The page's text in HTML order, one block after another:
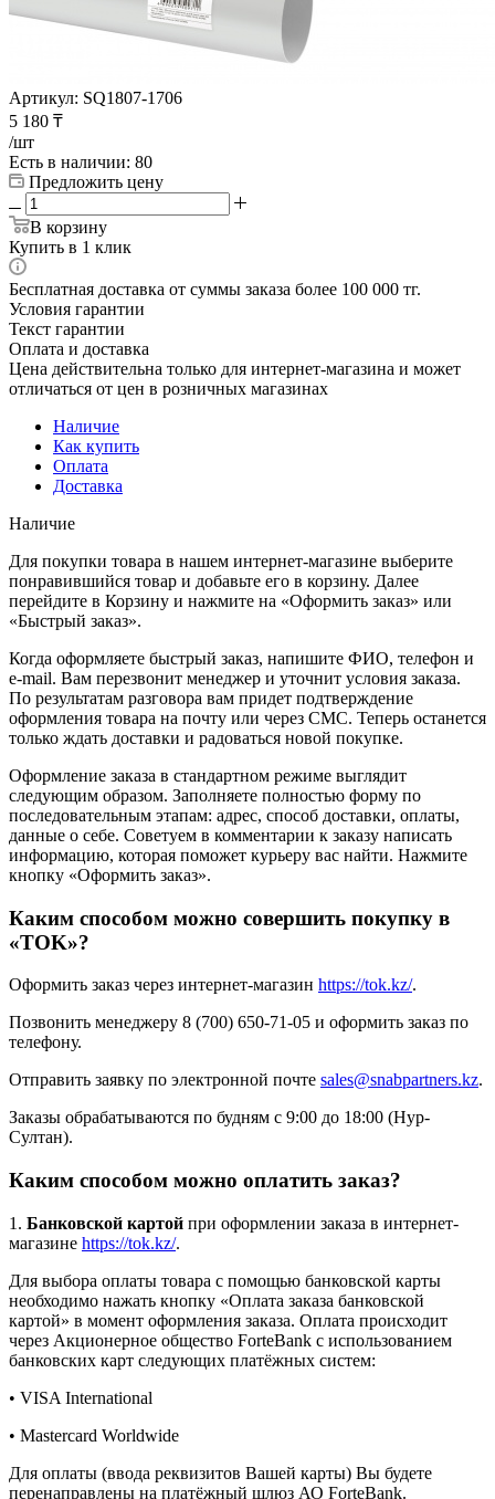
Артикул: SQ1807-1706
5 180 ₸
/шт
Есть в наличии: 80
Предложить цену
В корзину
Купить в 1 клик
Бесплатная доставка от суммы заказа более 100 000 тг.
Условия гарантии
Текст гарантии
Оплата и доставка
Цена действительна только для интернет-магазина и может
отличаться от цен в розничных магазинах
Наличие
Как купить
Оплата
Доставка
Наличие
Для покупки товара в нашем интернет-магазине выберите
понравившийся товар и добавьте его в корзину. Далее
перейдите в Корзину и нажмите на «Оформить заказ» или
«Быстрый заказ».
Когда оформляете быстрый заказ, напишите ФИО, телефон и
e-mail. Вам перезвонит менеджер и уточнит условия заказа.
По результатам разговора вам придет подтверждение
оформления товара на почту или через СМС. Теперь останется
только ждать доставки и радоваться новой покупке.
Оформление заказа в стандартном режиме выглядит
следующим образом. Заполняете полностью форму по
последовательным этапам: адрес, способ доставки, оплаты,
данные о себе. Советуем в комментарии к заказу написать
информацию, которая поможет курьеру вас найти. Нажмите
кнопку «Оформить заказ».
Каким способом можно совершить покупку в
«TOK»?
Оформить заказ через интернет-магазин https://tok.kz/.
Позвонить менеджеру 8 (700) 650-71-05 и оформить заказ по
телефону.
Отправить заявку по электронной почте sales@snabpartners.kz.
Заказы обрабатываются по будням с 9:00 до 18:00 (Нур-
Султан).
Каким способом можно оплатить заказ?
1. Банковской картой при оформлении заказа в интернет-
магазине https://tok.kz/.
Для выбора оплаты товара с помощью банковской карты
необходимо нажать кнопку «Оплата заказа банковской
картой» в момент оформления заказа. Оплата происходит
через Акционерное общество ForteBank с использованием
банковских карт следующих платёжных систем:
• VISA International
• Mastercard Worldwide
Для оплаты (ввода реквизитов Вашей карты) Вы будете
перенаправлены на платёжный шлюз АО ForteBank.